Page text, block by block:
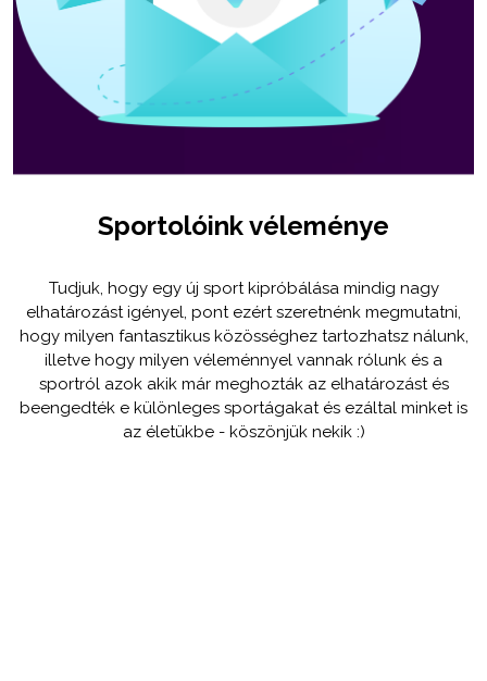
Sportolóink véleménye
Tudjuk, hogy egy új sport kipróbálása mindig nagy
elhatározást igényel, pont ezért szeretnénk megmutatni,
hogy milyen fantasztikus közösséghez tartozhatsz nálunk,
illetve hogy milyen véleménnyel vannak rólunk és a
sportról azok akik már meghozták az elhatározást és
beengedték e különleges sportágakat és ezáltal minket is
az életükbe - köszönjük nekik :)